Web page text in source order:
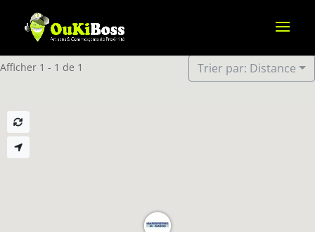
Afficher 1 - 1 de 1 Trier par: Distance